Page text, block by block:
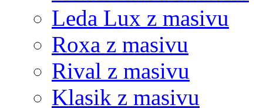
Leda Lux z masivu
Roxa z masivu
Rival z masivu
Klasik z masivu